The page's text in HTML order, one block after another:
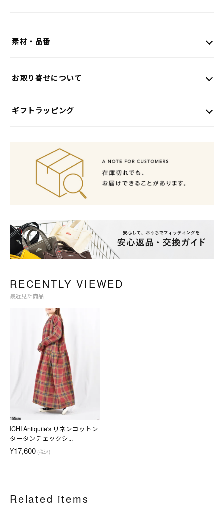
素材・品番
お取り寄せについて
ギフトラッピング
RECENTLY VIEWED
最近見た商品
ICHI Antiquite's リネンコットン
タータンチェックシ...
¥17,600 (税込)
Related items